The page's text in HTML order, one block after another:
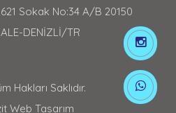
Sokak No:34 A/B 20150
DENİZLİ/TR
Hakları Saklıdır.
Web Tasarım